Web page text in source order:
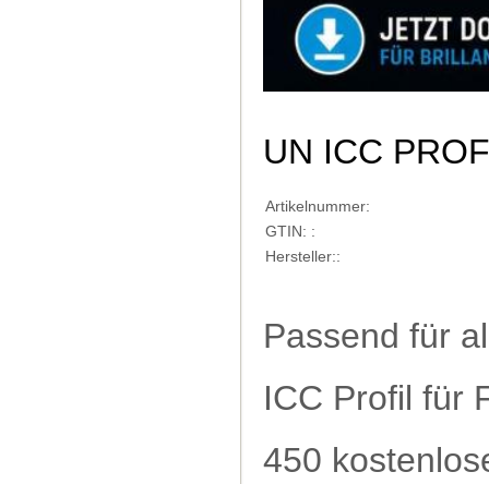
UN ICC
Artikelnummer:
GTIN: :
Hersteller::
Passend für
ICC Profil für
450